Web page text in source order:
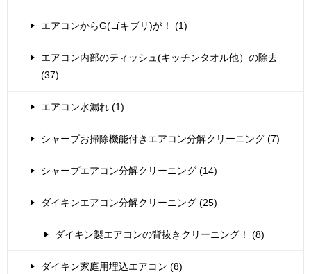
エアコンからG(ゴキブリ)が！ (1)
エアコン内部のティッシュ(キッチンタオル他）の除去
(37)
エアコン水漏れ (1)
シャープお掃除機能付きエアコン分解クリーニング (7)
シャープエアコン分解クリーニング (14)
ダイキンエアコン分解クリーニング (25)
ダイキン製エアコンの背抜きクリーニング！ (8)
ダイキン家庭用埋込エアコン (8)